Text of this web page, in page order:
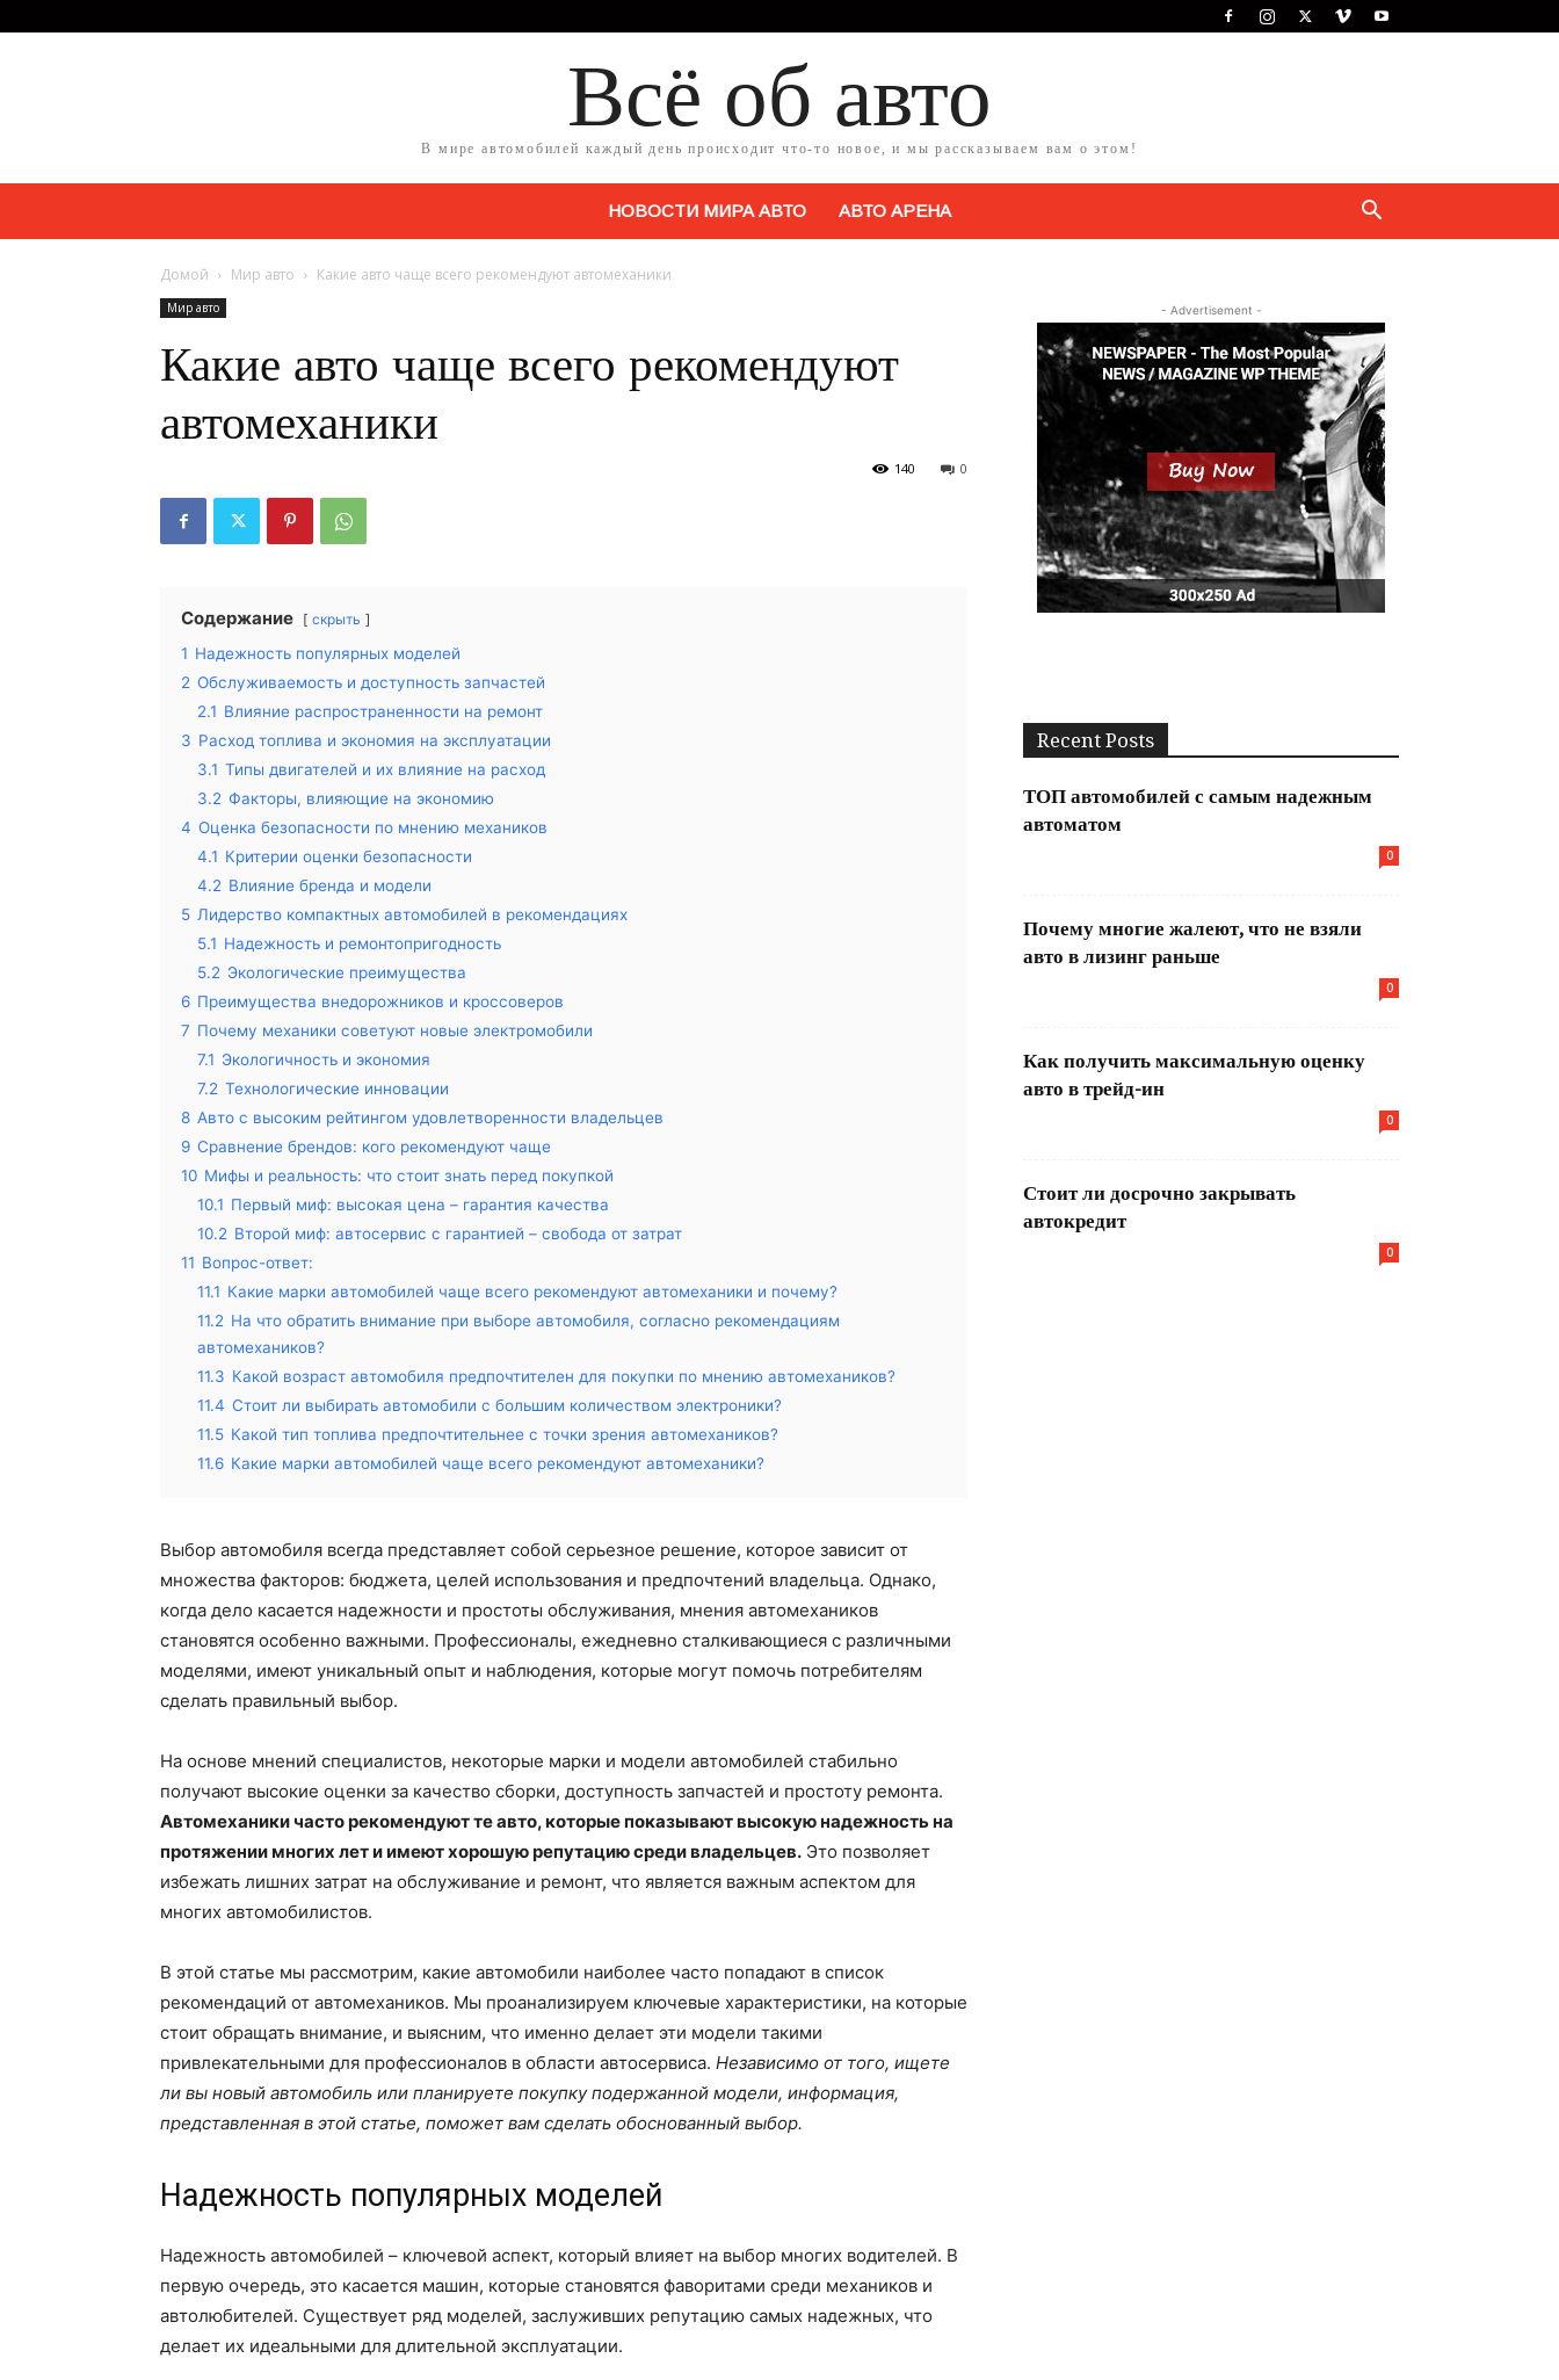
Всё об авто
В мире автомобилей каждый день происходит что-то новое, и мы рассказываем вам о этом!
НОВОСТИ МИРА АВТО АВТО АРЕНА
Домой Мир авто Какие авто чаще всего рекомендуют автомеханики
Мир авто
Какие авто чаще всего рекомендуют
автомеханики
0
140
Содержание скрыть
1 Надежность популярных моделей
2 Обслуживаемость и доступность запчастей
2.1 Влияние распространенности на ремонт
3 Расход топлива и экономия на эксплуатации
3.1 Типы двигателей и их влияние на расход
3.2 Факторы, влияющие на экономию
4 Оценка безопасности по мнению механиков
4.1 Критерии оценки безопасности
4.2 Влияние бренда и модели
5 Лидерство компактных автомобилей в рекомендациях
5.1 Надежность и ремонтопригодность
5.2 Экологические преимущества
6 Преимущества внедорожников и кроссоверов
7 Почему механики советуют новые электромобили
7.1 Экологичность и экономия
7.2 Технологические инновации
8 Авто с высоким рейтингом удовлетворенности владельцев
9 Сравнение брендов: кого рекомендуют чаще
10 Мифы и реальность: что стоит знать перед покупкой
10.1 Первый миф: высокая цена – гарантия качества
10.2 Второй миф: автосервис с гарантией – свобода от затрат
11 Вопрос-ответ:
11.1 Какие марки автомобилей чаще всего рекомендуют автомеханики и почему?
11.2 На что обратить внимание при выборе автомобиля, согласно рекомендациям
автомехаников?
11.3 Какой возраст автомобиля предпочтителен для покупки по мнению автомехаников?
11.4 Стоит ли выбирать автомобили с большим количеством электроники?
11.5 Какой тип топлива предпочтительнее с точки зрения автомехаников?
11.6 Какие марки автомобилей чаще всего рекомендуют автомеханики?
Выбор автомобиля всегда представляет собой серьезное решение, которое зависит от
множества факторов: бюджета, целей использования и предпочтений владельца. Однако,
когда дело касается надежности и простоты обслуживания, мнения автомехаников
становятся особенно важными. Профессионалы, ежедневно сталкивающиеся с различными
моделями, имеют уникальный опыт и наблюдения, которые могут помочь потребителям
сделать правильный выбор.
На основе мнений специалистов, некоторые марки и модели автомобилей стабильно
получают высокие оценки за качество сборки, доступность запчастей и простоту ремонта.
Автомеханики часто рекомендуют те авто, которые показывают высокую надежность на
протяжении многих лет и имеют хорошую репутацию среди владельцев. Это позволяет
избежать лишних затрат на обслуживание и ремонт, что является важным аспектом для
многих автомобилистов.
В этой статье мы рассмотрим, какие автомобили наиболее часто попадают в список
рекомендаций от автомехаников. Мы проанализируем ключевые характеристики, на которые
стоит обращать внимание, и выясним, что именно делает эти модели такими
привлекательными для профессионалов в области автосервиса. Независимо от того, ищете
ли вы новый автомобиль или планируете покупку подержанной модели, информация,
представленная в этой статье, поможет вам сделать обоснованный выбор.
Надежность популярных моделей
Надежность автомобилей – ключевой аспект, который влияет на выбор многих водителей. В
первую очередь, это касается машин, которые становятся фаворитами среди механиков и
автолюбителей. Существует ряд моделей, заслуживших репутацию самых надежных, что
делает их идеальными для длительной эксплуатации.
- Advertisement -
Recent Posts
ТОП автомобилей с самым надежным
автоматом
0
Почему многие жалеют, что не взяли
авто в лизинг раньше
0
Как получить максимальную оценку
авто в трейд-ин
0
Стоит ли досрочно закрывать
автокредит
0